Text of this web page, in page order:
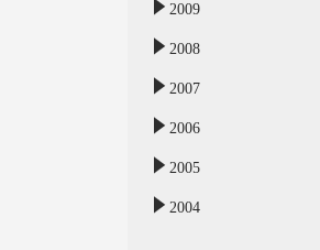
2009
2008
2007
2006
2005
2004